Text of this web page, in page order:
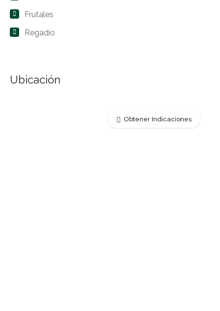
Frutales
Regadío
Ubicación
Obtener Indicaciones